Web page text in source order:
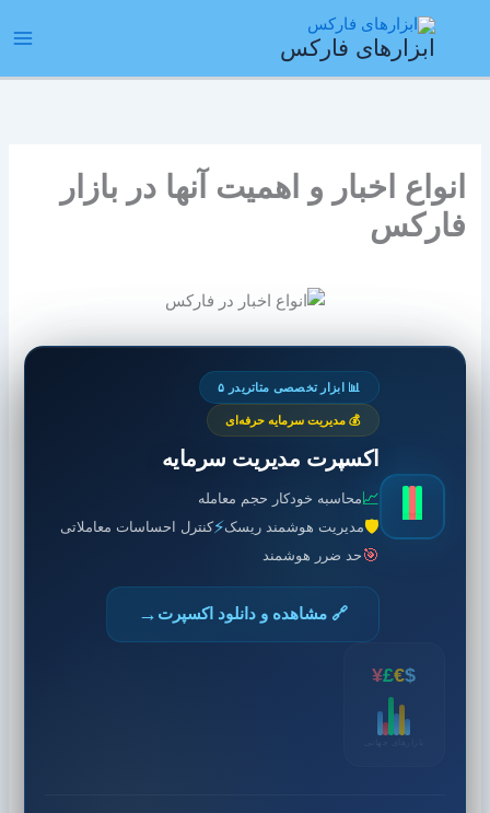
ابزارهای فارکس
انواع اخبار و اهمیت آنها در بازار
فارکس
📊 ابزار تخصصی متاتریدر ۵
💰 مدیریت سرمایه حرفه‌ای
اکسپرت مدیریت سرمایه
📈 محاسبه خودکار حجم معامله
🛡️مدیریت هوشمند ریسک⚡کنترل احساسات معاملاتی
🎯 حد ضرر هوشمند
🔗 مشاهده و دانلود اکسپرت →
$
€
£
¥
بازارهای جهانی